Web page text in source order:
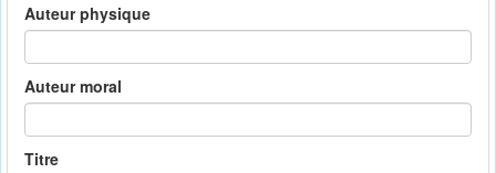
Auteur physique
Auteur moral
Titre